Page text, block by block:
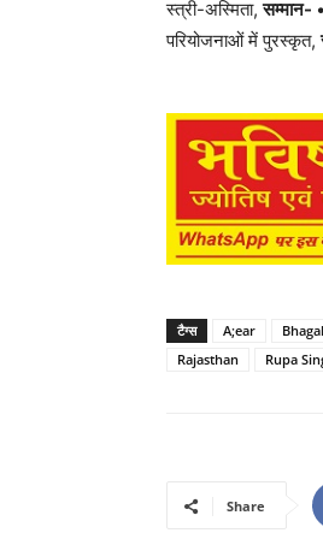
स्त्री-अस्मिता,सम्मान-
परियोजनाओं में पुरस्कृत,
टैग्स A;ear
Rajasthan
Rupa
Share